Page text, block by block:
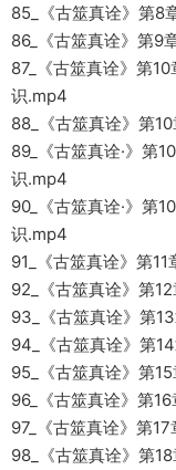
85_《古筮真诠》第8
86_《古筮真诠》第9
87_《古筮真诠》第
识.mp4
88_《古筮真诠》第
89_《古筮真诠·》第
识.mp4
90_《古筮真诠·》第
识.mp4
91_《古筮真诠》第
92_《古筮真诠》第
93_《古筮真诠》第
94_《古筮真诠》第
95_《古筮真诠》第
96_《古筮真诠》第
97_《古筮真诠》第
98_《古筮真诠》第